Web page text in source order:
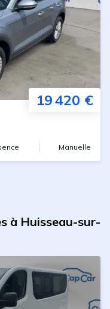
19 420 €
Manuelle
à Huisseau-sur-